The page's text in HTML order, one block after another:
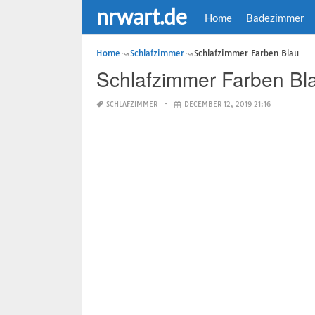
nrwart.de Home Badezimmer
Home Schlafzimmer Schlafzimmer Farben Blau
Schlafzimmer Farben
SCHLAFZIMMER DECEMBER 12, 2019 21:16